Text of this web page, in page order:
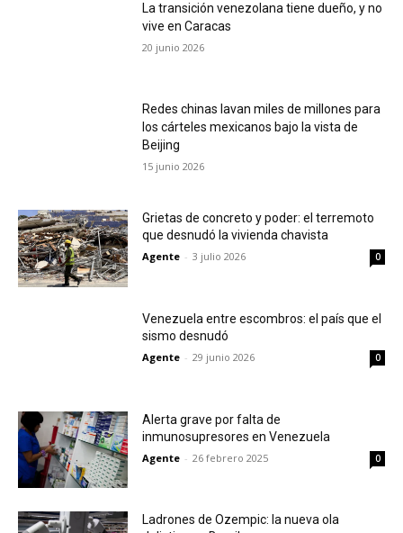
La transición venezolana tiene dueño, y no
vive en Caracas
20 junio 2026
Redes chinas lavan miles de millones para
los cárteles mexicanos bajo la vista de
Beijing
15 junio 2026
Grietas de concreto y poder: el terremoto
que desnudó la vivienda chavista
Agente - 3 julio 2026 0
Venezuela entre escombros: el país que el
sismo desnudó
Agente - 29 junio 2026 0
Alerta grave por falta de
inmunosupresores en Venezuela
Agente - 26 febrero 2025 0
Ladrones de Ozempic: la nueva ola